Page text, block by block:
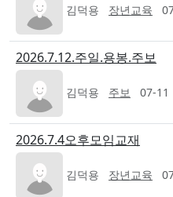
김덕용 장년교육
2026.7.12.주일.용봉.주보
김덕용 주보 07-11
2026.7.4오후모임교재
김덕용 장년교육